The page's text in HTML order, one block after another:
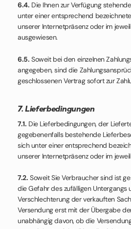
6.4. Die Ihnen zur Verfügung
unter einer entsprechend
unserer Internetpräsenz oder im
ausgewiesen.
6.5. Soweit bei den einzelnen
angegeben, sind die
geschlossenen Vertrag sofort zur
7. Lieferbedingungen
7.1. Die Lieferbedingungen, der
gegebenenfalls bestehende
sich unter einer entsprechend
unserer Internetpräsenz oder im
7.2. Soweit Sie Verbraucher sind ist
die Gefahr des zufälligen Untergangs
Verschlechterung der verkauften
Versendung erst mit der Übergabe
unabhängig davon, ob die